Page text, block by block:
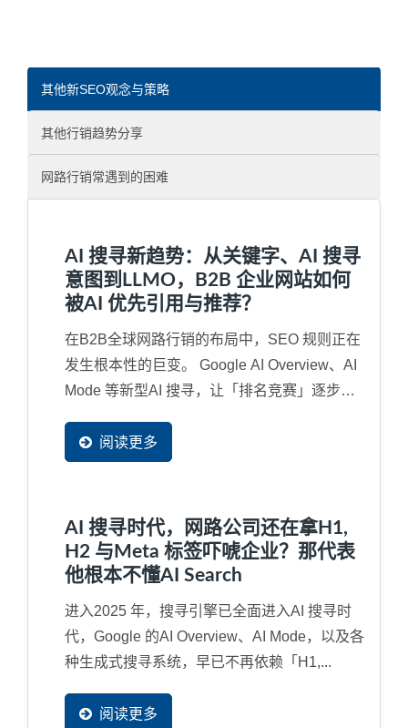
其他新SEO观念与策略
其他行销趋势分享
网路行销常遇到的困难
AI 搜寻新趋势：从关键字、AI 搜寻
意图到LLMO，B2B 企业网站如何
被AI 优先引用与推荐？
在B2B全球网路行销的布局中，SEO 规则正在
发生根本性的巨变。 Google AI Overview、AI
Mode 等新型AI 搜寻，让「排名竞赛」逐步演
阅读更多
AI 搜寻时代，网路公司还在拿H1,
H2 与Meta 标签吓唬企业？那代表
他根本不懂AI Search
进入2025 年，搜寻引擎已全面进入AI 搜寻时
代，Google 的AI Overview、AI Mode，以及各
种生成式搜寻系统，早已不再依赖「H1,...
阅读更多